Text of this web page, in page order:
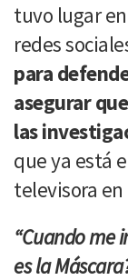
tuvo lugar
redes
para
asegurar
las
que ya está
televisora
“Cuando me
es la